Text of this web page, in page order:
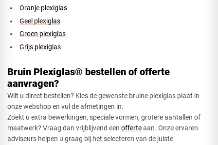
Oranje plexiglas
Geel plexiglas
Groen plexiglas
Grijs plexiglas
Bruin Plexiglas® bestellen of offerte
aanvragen?
Wilt u direct bestellen? Kies de gewenste bruine plexiglas plaat in
onze webshop en vul de afmetingen in.
Zoekt u extra bewerkingen, speciale vormen, grotere aantallen of
maatwerk? Vraag dan vrijblijvend een offerteaan. Onze ervaren
adviseurs helpen u graag bij het selecteren van de juiste